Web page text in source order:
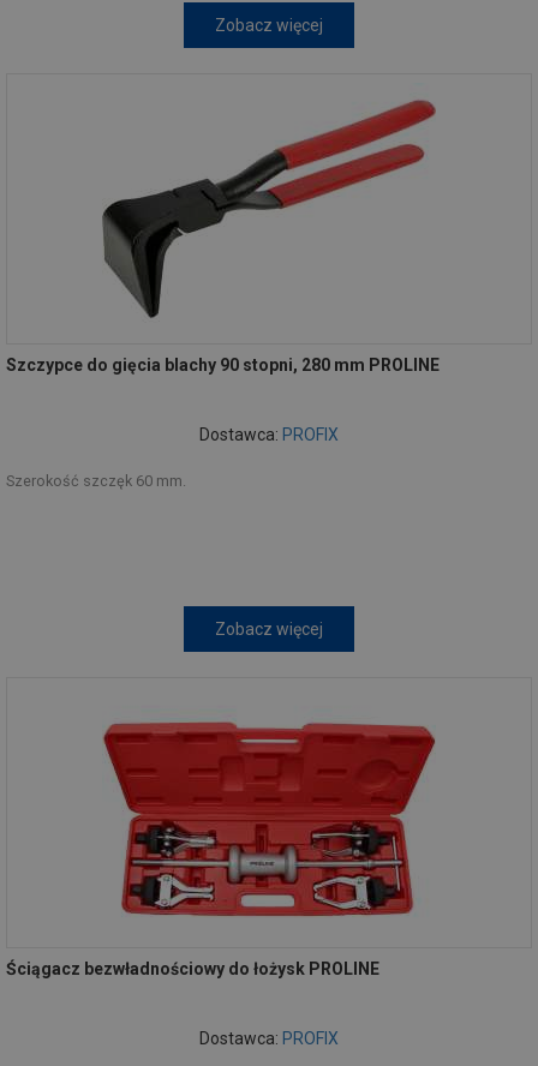
Zobacz więcej
Szczypce do gięcia blachy 90 stopni, 280 mm PROLINE
Dostawca: PROFIX
Szerokość szczęk 60 mm.
Zobacz więcej
Ściągacz bezwładnościowy do łożysk PROLINE
Dostawca: PROFIX